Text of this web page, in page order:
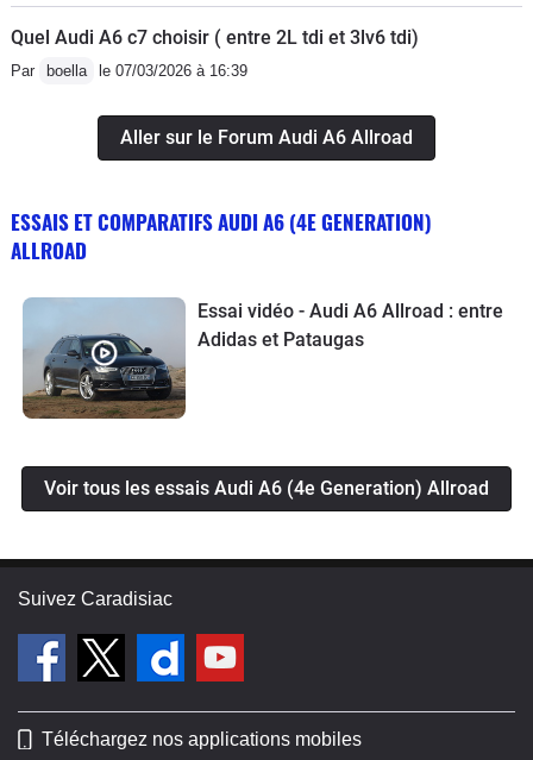
Quel Audi A6 c7 choisir ( entre 2L tdi et 3lv6 tdi)
Par boella le 07/03/2026 à 16:39
Aller sur le Forum Audi A6 Allroad
ESSAIS ET COMPARATIFS AUDI A6 (4E GENERATION)
ALLROAD
Essai vidéo - Audi A6 Allroad : entre
Adidas et Pataugas
Voir tous les essais Audi A6 (4e Generation) Allroad
Suivez Caradisiac
Téléchargez nos applications mobiles